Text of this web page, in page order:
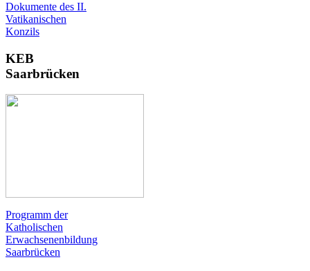
Dokumente des II.
Vatikanischen
Konzils
KEB
Saarbrücken
Programm der
Katholischen
Erwachsenenbildung
Saarbrücken